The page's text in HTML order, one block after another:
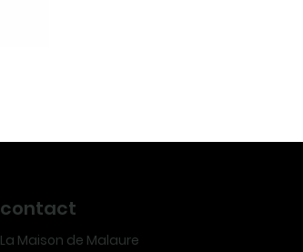
contact
La Maison de Malaure